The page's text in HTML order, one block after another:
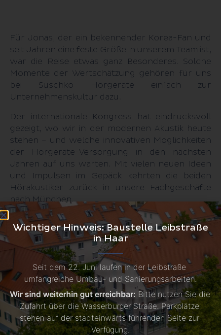
Für Jonas, der ein bekennender Korea-Fan und
seit Jahren eine feste Größe in unserem Team ist,
war die Reise etwas ganz Besonderes. Solche
Momente der Wert­schätzung gehören für uns
bei Suschko Hörgeräte einfach zur
Unternehmens­kultur dazu.
Der internationale Kongress hat eindrucksvoll
gezeigt, wo wir in der modernen Akustik heute
stehen – und welche inno­vativen Mög­lich­keiten
der Hör­geräte-Ver­sorgung in den nächsten
Jahren auf uns warten. Mit vielen neuen Ideen
und Impulsen im Gepäck kehrten die beiden
Hörakustiker zurück in unsere Fachgeschäfte
nach München.
Möchten auch Sie von den neuesten Hörgeräte-
Technologien profitieren? Vereinbaren Sie jetzt
einen Termin in einem unserer sechs
Fachgeschäfte in München und Umgebung!
Zurück zu aktuellen Meldungen
Wichtiger Hinweis: Baustelle Leibstraße
in Haar
Seit dem 22. Juni laufen in der Leibstraße
umfangreiche Umbau- und Sanierungsarbeiten.
Wir sind weiterhin gut erreichbar: Bitte nutzen Sie die
Zufahrt über die Wasserburger Straße. Parkplätze
stehen auf der stadteinwärts führenden Seite zur
Verfügung.